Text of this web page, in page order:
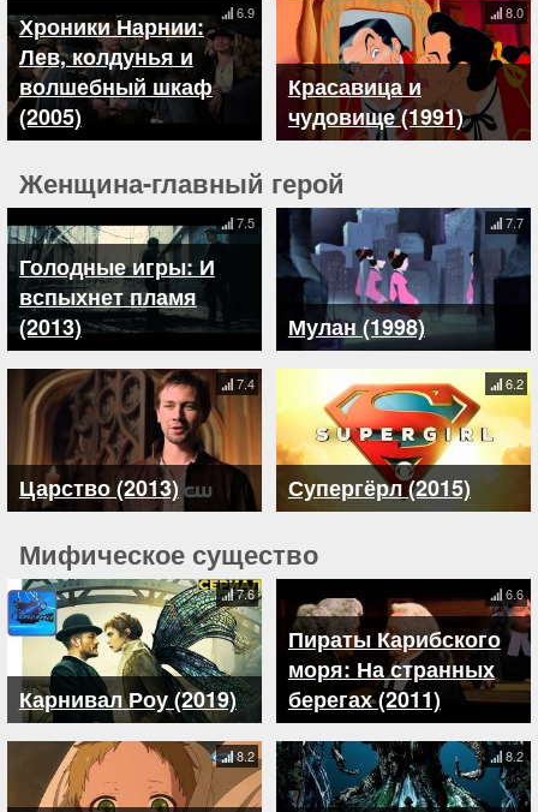
Хроники Нарнии:
Лев, колдунья и
волшебный шкаф
(2005)
6.9
Красавица и
чудовище (1991)
8.0
Женщина-главный герой
Голодные игры: И
вспыхнет пламя
(2013)
7.5
Мулан (1998)
7.7
Царство (2013)
7.4
Супергёрл (2015)
6.2
Мифическое существо
Карнивал Роу (2019)
7.6
Пираты Карибского
моря: На странных
берегах (2011)
6.6
8.2 8.2